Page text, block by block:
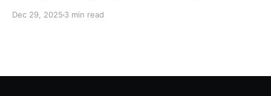
hatırlayabilir ve daha doğal bir şekilde iletişim
Dec 29, 2025 3 min read